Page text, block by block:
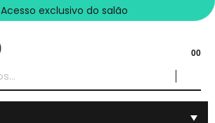
Acesso exclusivo do salão
00